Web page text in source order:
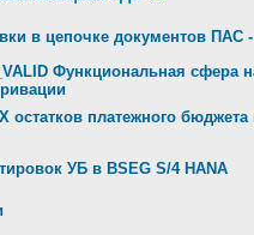
в цепочке документов ПАС
Функциональная сфера
платежного
УБ в BSEG S/4 HANA